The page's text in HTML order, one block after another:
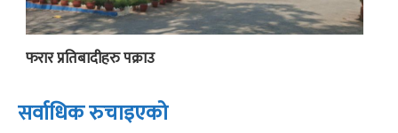
फरार प्रतिबादीहरु पक्राउ
सर्वाधिक रुचाइएको